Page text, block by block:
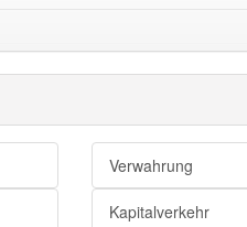
Verwahrung
Kapitalverkehr